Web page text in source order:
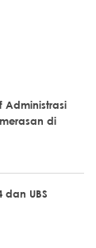
Administrasi
di
dan UBS